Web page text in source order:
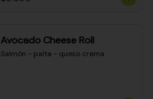
Avocado Cheese Roll
Salmón - palta - queso crema